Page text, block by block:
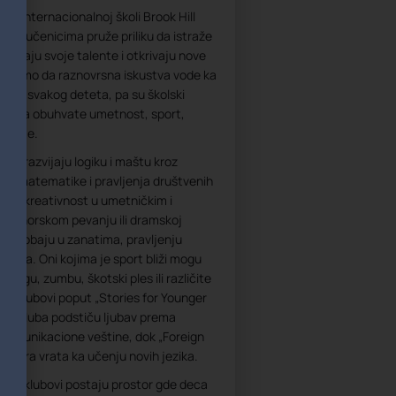
u Internacionalnoj školi Brook Hill
da učenicima pruže priliku da istraže
svoje talente i otkrivaju nove
da raznovrsna iskustva vode ka
svakog deteta, pa su školski
da obuhvate umetnost, sport,
da razvijaju logiku i maštu kroz
matematike i pravljenja društvenih
kreativnost u umetničkim i
horskom pevanju ili dramskoj
oprobaju u zanatima, pravljenju
Oni kojima je sport bliži mogu
jogu, zumbu, škotski ples ili različite
Klubovi poput „Stories for Younger
kluba podstiču ljubav prema
veštine, dok „Foreign
otvara vrata ka učenju novih jezika.
klubovi postaju prostor gde deca